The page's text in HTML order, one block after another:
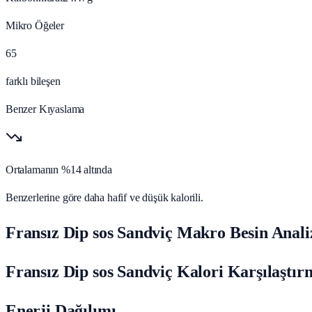
Mikro Öğeler
65
farklı bileşen
Benzer Kıyaslama
Ortalamanın %14 altında
Benzerlerine göre daha hafif ve düşük kalorili.
Fransız Dip sos Sandviç Makro Besin
Fransız Dip sos Sandviç Kalori